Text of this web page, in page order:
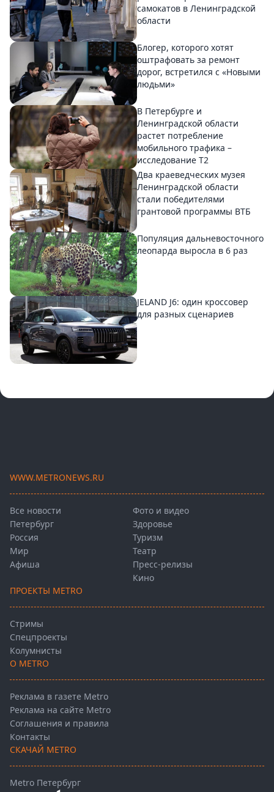
самокатов в Ленинградской
области
Блогер, которого хотят
оштрафовать за ремонт
дорог, встретился с «Новыми
людьми»
В Петербурге и
Ленинградской области
растет потребление
мобильного трафика –
исследование T2
Два краеведческих музея
Ленинградской области
стали победителями
грантовой программы ВТБ
Популяция дальневосточного
леопарда выросла в 6 раз
JELAND J6: один кроссовер
для разных сценариев
WWW.METRONEWS.RU
Все новости
Петербург
Россия
Мир
Афиша
Фото и видео
Здоровье
Туризм
Театр
Пресс-релизы
Кино
ПРОЕКТЫ METRO
Стримы
Спецпроекты
Колумнисты
О METRO
Реклама в газете Metro
Реклама на сайте Metro
Соглашения и правила
Контакты
СКАЧАЙ METRO
Metro Петербург